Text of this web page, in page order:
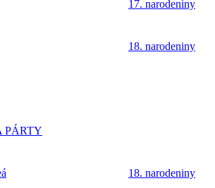
17. narodeniny
18. narodeniny
PÁRTY
18. narodeniny